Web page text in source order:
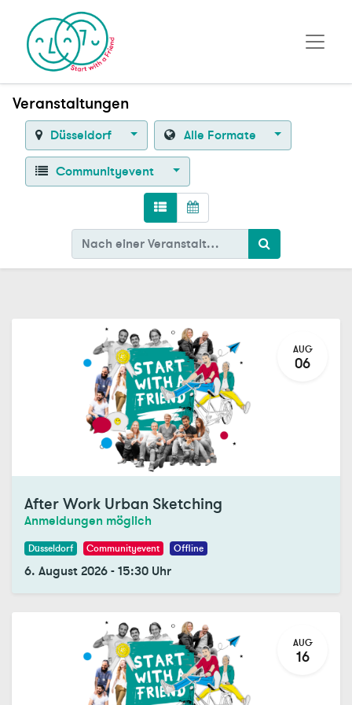
Veranstaltungen
Düsseldorf Alle Formate
Communityevent
AUG
06
After Work Urban Sketching
Anmeldungen möglich
Düsseldorf Communityevent Offline
6. August 2026-15:30 Uhr
AUG
16